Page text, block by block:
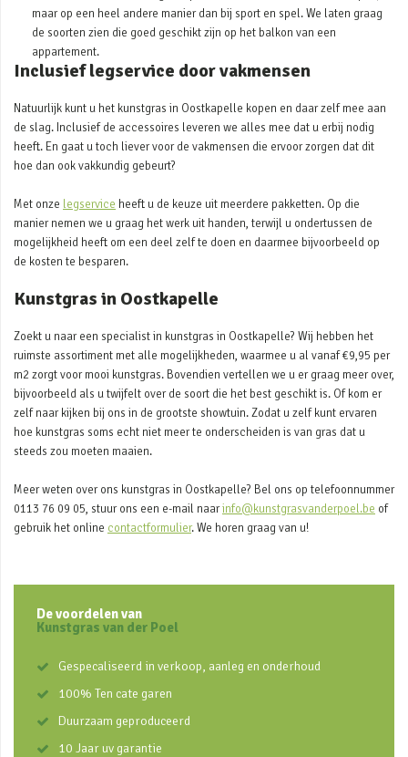
maar op een heel andere manier dan bij sport en spel. We laten graag
de soorten zien die goed geschikt zijn op het balkon van een
appartement.
Inclusief legservice door vakmensen
Natuurlijk kunt u het kunstgras in Oostkapelle kopen en daar zelf mee aan
de slag. Inclusief de accessoires leveren we alles mee dat u erbij nodig
heeft. En gaat u toch liever voor de vakmensen die ervoor zorgen dat dit
hoe dan ook vakkundig gebeurt?
Met onze legservice heeft u de keuze uit meerdere pakketten. Op die
manier nemen we u graag het werk uit handen, terwijl u ondertussen de
mogelijkheid heeft om een deel zelf te doen en daarmee bijvoorbeeld op
de kosten te besparen.
Kunstgras in Oostkapelle
Zoekt u naar een specialist in kunstgras in Oostkapelle? Wij hebben het
ruimste assortiment met alle mogelijkheden, waarmee u al vanaf €9,95 per
m2 zorgt voor mooi kunstgras. Bovendien vertellen we u er graag meer over,
bijvoorbeeld als u twijfelt over de soort die het best geschikt is. Of kom er
zelf naar kijken bij ons in de grootste showtuin. Zodat u zelf kunt ervaren
hoe kunstgras soms echt niet meer te onderscheiden is van gras dat u
steeds zou moeten maaien.
Meer weten over ons kunstgras in Oostkapelle? Bel ons op telefoonnummer
0113 76 09 05, stuur ons een e-mail naarinfo@kunstgrasvanderpoel.be of
gebruik het online contactformulier. We horen graag van u!
De voordelen van
Kunstgras van der Poel
Gespecaliseerd in verkoop, aanleg en onderhoud
100% Ten cate garen
Duurzaam geproduceerd
10 Jaar uv garantie